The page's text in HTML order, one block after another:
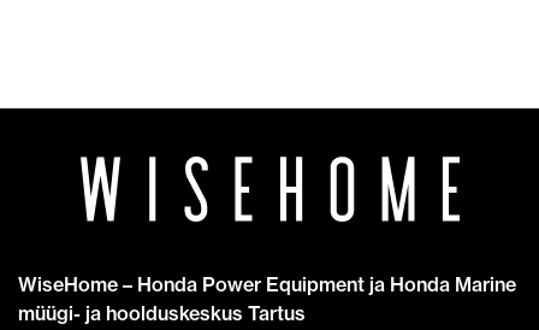
WiseHome – Honda Power Equipment ja Honda Marine
müügi- ja hoolduskeskus Tartus